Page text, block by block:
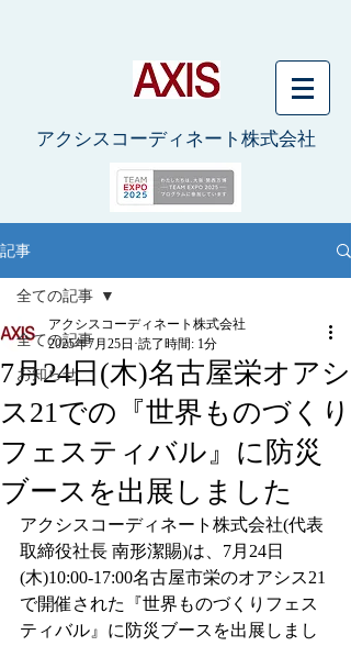
アクシスコーディネート株式会社
記事
全ての記事
お知らせ
全ての記事
7月24日(木)名古屋栄オアシ
ス21での『世界ものづくり
フェスティバル』に防災
ブースを出展しました
アクシスコーディネート株式会社
2025年7月25日 読了時間: 1分
アクシスコーディネート株式会社(代表
取締役社長 南形潔賜)は、7月24日
(木)10:00-17:00名古屋市栄のオアシス21
で開催された『世界ものづくりフェス
ティバル』に防災ブースを出展しまし